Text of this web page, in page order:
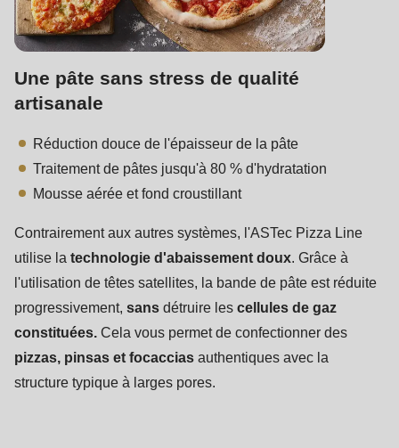
null
to
parameter
#1
($string)
type
string
is
deprecated
in
Drupal\rondo_contact\ContactService-
>Drupal\rondo_contact\
{closure}
()
(line
Une pâte sans stress de qualité
artisanale
Réduction douce de l'épaisseur de la pâte
Traitement de pâtes jusqu'à 80 % d'hydratation
Mousse aérée et fond croustillant
Contrairement aux autres systèmes, l'ASTec Pizza Line
utilise la technologie d'abaissement doux. Grâce à
l'utilisation de têtes satellites, la bande de pâte est réduite
progressivement, sans détruire les cellules de gaz
constituées. Cela vous permet de confectionner des
pizzas, pinsas et focaccias authentiques avec la
structure typique à larges pores.